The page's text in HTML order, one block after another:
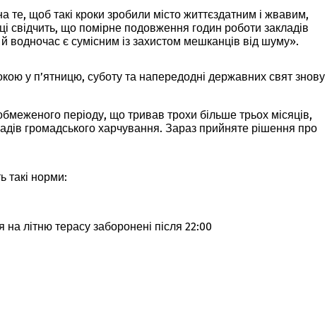
щоб такі кроки зробили місто життєздатним і жвавим,
свідчить, що помірне подовження годин роботи закладів
водночас є сумісним із захистом мешканців від шуму».
у п’ятницю, суботу та напередодні державних свят знову
періоду, що тривав трохи більше трьох місяців,
громадського харчування. Зараз прийняте рішення про
такі норми:
літню терасу заборонені після 22:00